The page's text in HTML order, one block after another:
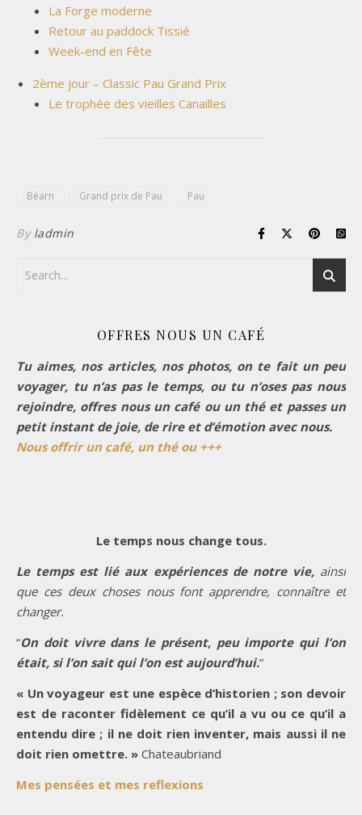
La Forge moderne
Retour au paddock Tissié
Week-end en Fête
2ème jour – Classic Pau Grand Prix
Le trophée des vieilles Canailles
Béarn Grand prix de Pau Pau
By ladmin
OFFRES NOUS UN CAFÉ
Tu aimes, nos articles, nos photos, on te fait un peu
voyager, tu n’as pas le temps, ou tu n’oses pas nous
rejoindre, offres nous un café ou un thé et passes un
petit instant de joie, de rire et d’émotion avec nous.
Nous offrir un café, un thé ou +++
Le temps nous change tous.
Le temps est lié aux expériences de notre vie, ainsi
que ces deux choses nous font apprendre, connaître et
changer.
“On doit vivre dans le présent, peu importe qui l’on
était, si l’on sait qui l’on est aujourd’hui.”
« Un voyageur est une espèce d’historien ; son devoir
est de raconter fidèlement ce qu’il a vu ou ce qu’il a
entendu dire ; il ne doit rien inventer, mais aussi il ne
doit rien omettre. » Chateaubriand
Mes pensées et mes reflexions